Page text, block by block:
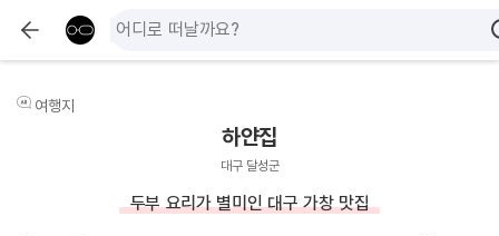
여행지
하얀집
대구 달성군
두부 요리가 별미인 대구 가창 맛집